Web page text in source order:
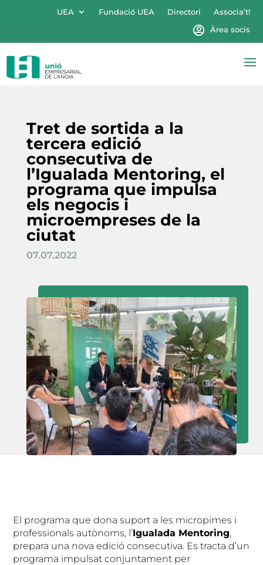
UEA Fundació UEA Directori
Associa’t!
Àrea socis
Tret de sortida a la
tercera edició
consecutiva de
l’Igualada Mentoring, el
programa que impulsa
els negocis i
microempreses de la
ciutat
07.07.2022
El programa que dona suport a les micropimes i
professionals autònoms, l’Igualada Mentoring,
prepara una nova edició consecutiva. Es tracta d’un
programa impulsat conjuntament per